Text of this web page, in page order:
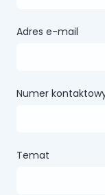
Adres e-mail
Numer
Temat